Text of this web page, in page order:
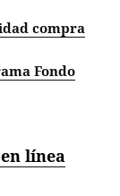
compra
Fondo
línea